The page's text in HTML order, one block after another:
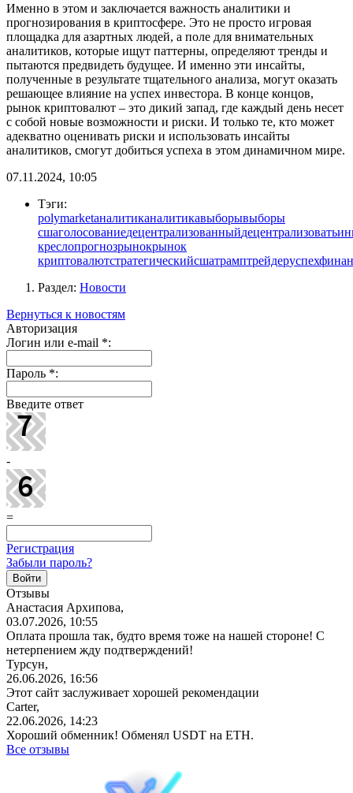
Именно в этом и заключается важность аналитики и
прогнозирования в криптосфере. Это не просто игровая
площадка для азартных людей, а поле для внимательных
аналитиков, которые ищут паттерны, определяют тренды и
пытаются предвидеть будущее. И именно эти инсайты,
полученные в результате тщательного анализа, могут оказать
решающее влияние на успех инвестора. В конце концов,
рынок криптовалют – это дикий запад, где каждый день несет
с собой новые возможности и риски. И только те, кто может
адекватно оценивать риски и использовать инсайты
аналитиков, смогут добиться успеха в этом динамичном мире.
07.11.2024, 10:05
Тэги:
polymarketаналитиканалитикавыборывыборы
сшаголосованиедецентрализованныйдецентрализовать
креслопрогнозрынокрынок
криптовалютстратегическийсшатрамптрейдеруспех
Раздел: Новости
Вернуться к новостям
Авторизация
Логин или e-mail *:
Пароль *:
Введите ответ
-
=
Регистрация
Забыли пароль?
Отзывы
Анастасия Архипова,
03.07.2026, 10:55
Оплата прошла так, будто время тоже на нашей стороне! С
нетерпением жду подтверждений!
Турсун,
26.06.2026, 16:56
Этот сайт заслуживает хорошей рекомендации
Carter,
22.06.2026, 14:23
Хороший обменник! Обменял USDT на ETH.
Все отзывы